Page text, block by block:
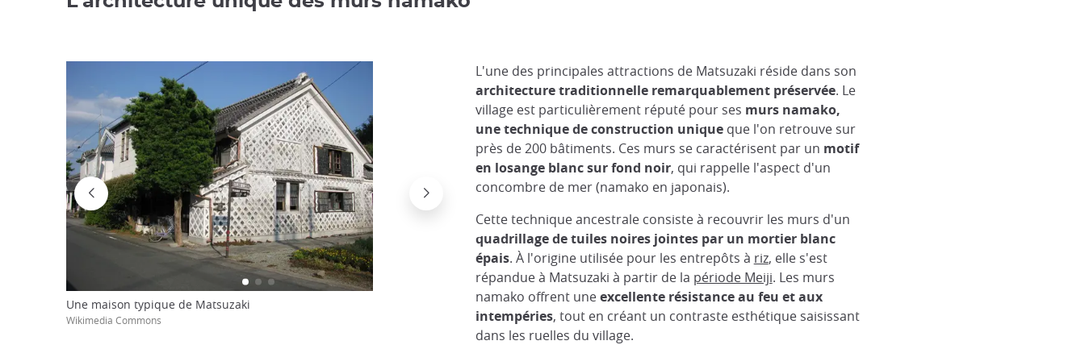
L'une des principales attractions de Matsuzaki réside dans son
architecture traditionnelle remarquablement préservée. Le
village est particulièrement réputé pour ses murs namako,
une technique de construction unique que l'on retrouve sur
près de 200 bâtiments. Ces murs se caractérisent par un motif
en losange blanc sur fond noir, qui rappelle l'aspect d'un
concombre de mer (namako en japonais).
Cette technique ancestrale consiste à recouvrir les murs d'un
quadrillage de tuiles noires jointes par un mortier blanc
épais. À l'origine utilisée pour les entrepôts à riz, elle s'est
répandue à Matsuzaki à partir de la période Meiji. Les murs
namako offrent uneexcellente résistance au feu et aux
intempéries, tout en créant un contraste esthétique saisissant
dans les ruelles du village.
Une maison typique de Matsuzaki
Wikimedia Commons
Un mur nakamo typique
Very japanese